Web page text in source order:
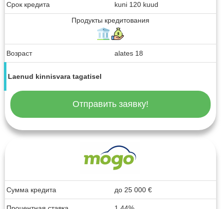
Срок кредита
kuni 120 kuud
Продукты кредитования
Возраст alates 18
Laenud kinnisvara tagatisel
Отправить заявку!
Сумма кредита до 25 000 €